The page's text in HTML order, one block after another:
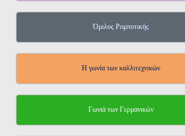
Όμιλος Ρομποτικής
Η γωνία των καλλιτεχνικών
Γωνιά των Γερμανικών